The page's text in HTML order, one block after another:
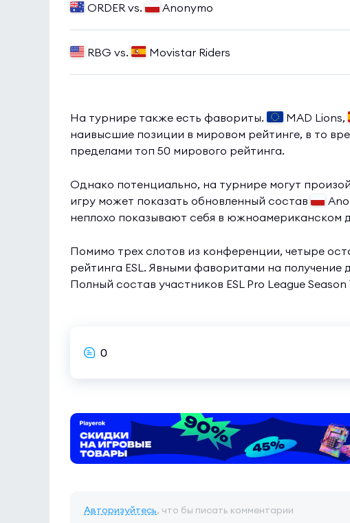
ORDER vs. Anonymo
RBG vs. Movistar Riders
На турнире также есть фавориты. MAD Lions,
наивысшие позиции в мировом рейтинге, в то
пределами топ 50 мирового рейтинга.
Однако потенциально, на турнире могут
игру может показать обновленный состав
неплохо показывают себя в южноамериканском
Помимо трех слотов из конференции, четыре
рейтинга ESL. Явными фаворитами на получение
Полный состав участников ESL Pro League
0
Авторизуйтесь, что бы писать комментарии